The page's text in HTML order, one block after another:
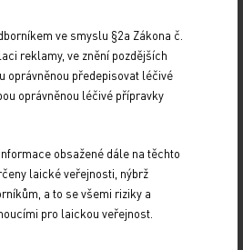
přípravkem Harvoni
96% účinnost. Závěr
terapie Harvoni je
léčbě Harvoni
C se doposud užívaly
ve smyslu §2a Zákona č.
reklamy, ve znění pozdějších
oprávněnou předepisovat léčivé
oprávněnou léčivé přípravky
obsažené dále na těchto
laické veřejnosti, nýbrž
a to se všemi riziky a
pro laickou veřejnost.